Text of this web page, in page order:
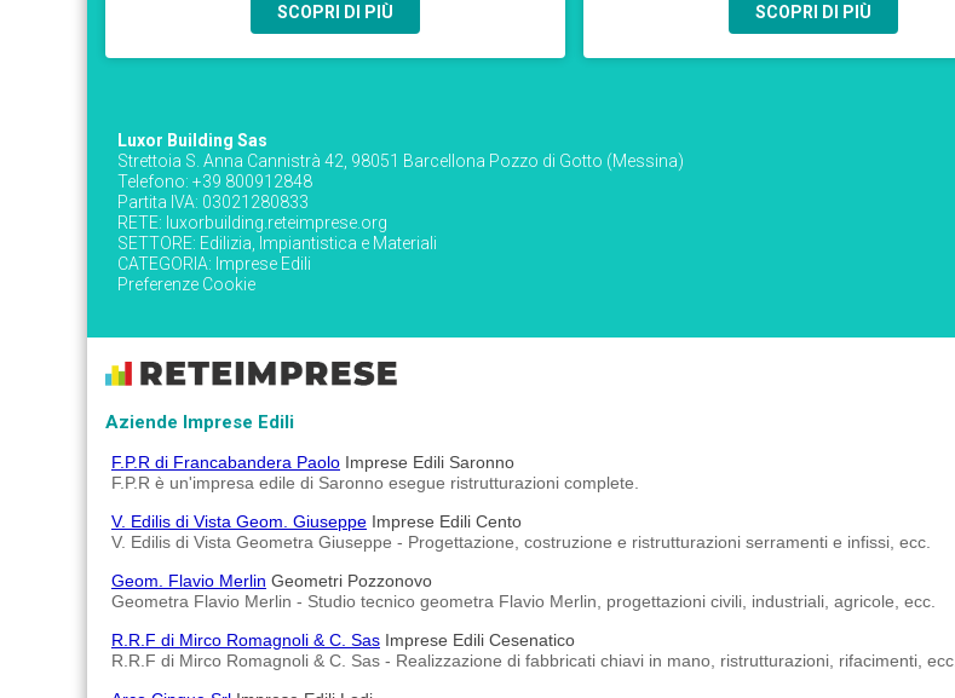
SCOPRI DI PIÙ SCOPRI DI PIÙ
Luxor Building Sas
Strettoia S. Anna Cannistrà 42, 98051 Barcellona Pozzo di Gotto (Messina)
Telefono: +39 800912848
Partita IVA: 03021280833
RETE: luxorbuilding.reteimprese.org
SETTORE: Edilizia, Impiantistica e Materiali
CATEGORIA: Imprese Edili
Preferenze Cookie
Aziende Imprese Edili
F.P.R di Francabandera Paolo Imprese Edili Saronno
F.P.R è un'impresa edile di Saronno esegue ristrutturazioni complete.
V. Edilis di Vista Geom. Giuseppe Imprese Edili Cento
V. Edilis di Vista Geometra Giuseppe - Progettazione, costruzione e ristrutturazioni serramenti e infissi, ecc.
Geom. Flavio Merlin Geometri Pozzonovo
Geometra Flavio Merlin - Studio tecnico geometra Flavio Merlin, progettazioni civili, industriali, agricole, ecc.
R.R.F di Mirco Romagnoli & C. Sas Imprese Edili Cesenatico
R.R.F di Mirco Romagnoli & C. Sas - Realizzazione di fabbricati chiavi in mano, ristrutturazioni, rifacimenti, ecc.